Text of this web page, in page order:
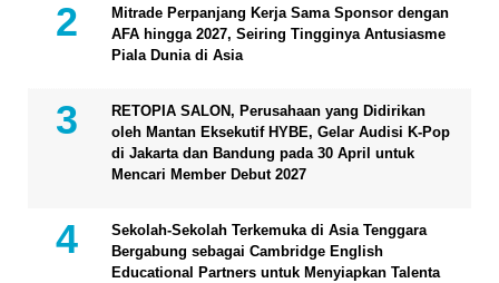
Mitrade Perpanjang Kerja Sama Sponsor dengan
AFA hingga 2027, Seiring Tingginya Antusiasme
Piala Dunia di Asia
RETOPIA SALON, Perusahaan yang Didirikan
oleh Mantan Eksekutif HYBE, Gelar Audisi K-Pop
di Jakarta dan Bandung pada 30 April untuk
Mencari Member Debut 2027
Sekolah-Sekolah Terkemuka di Asia Tenggara
Bergabung sebagai Cambridge English
Educational Partners untuk Menyiapkan Talenta